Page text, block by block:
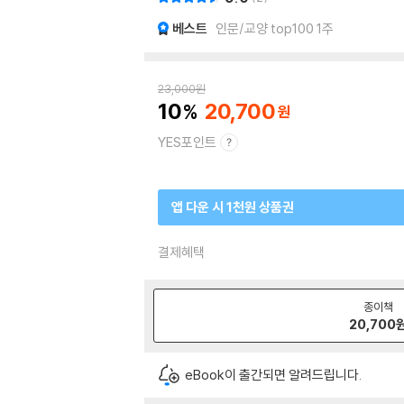
베스트 인문/교양 top100 1주
23,000원
10 20,700
YES포인트
앱 다운 시 1천원 상품권
결제혜택
종이책
20,700
eBook이 출간되면 알려드립니다.